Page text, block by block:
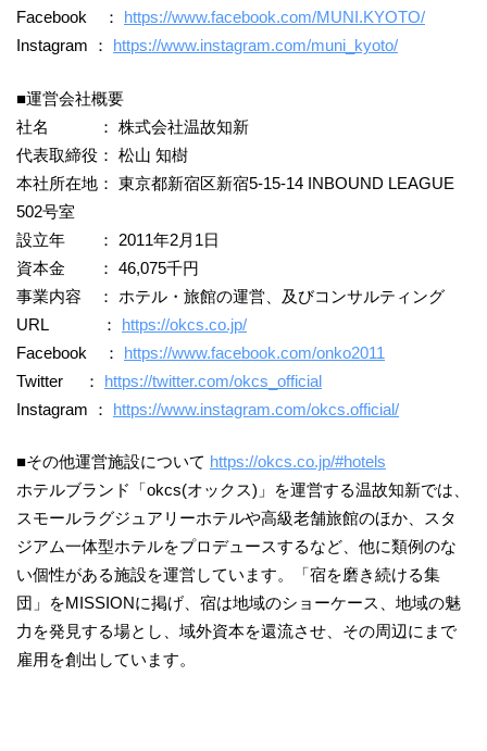
Facebook ：
https://www.facebook.com/MUNI.KYOTO/
Instagram ：
https://www.instagram.com/muni_kyoto/
■運営会社概要
社名 ： 株式会社温故知新
代表取締役： 松山 知樹
本社所在地： 東京都新宿区新宿5-15-14 INBOUND LEAGUE
502号室
設立年 ： 2011年2月1日
資本金 ： 46,075千円
事業内容 ： ホテル・旅館の運営、及びコンサルティング
URL ： https://okcs.co.jp/
Facebook ： https://www.facebook.com/onko2011
Twitter ： https://twitter.com/okcs_official
Instagram ： https://www.instagram.com/okcs.official/
■その他運営施設について https://okcs.co.jp/#hotels
ホテルブランド「okcs(オックス)」を運営する温故知新では、
スモールラグジュアリーホテルや高級老舗旅館のほか、スタ
ジアム一体型ホテルをプロデュースするなど、他に類例のな
い個性がある施設を運営しています。「宿を磨き続ける集
団」をMISSIONに掲げ、宿は地域のショーケース、地域の魅
力を発見する場とし、域外資本を還流させ、その周辺にまで
雇用を創出しています。